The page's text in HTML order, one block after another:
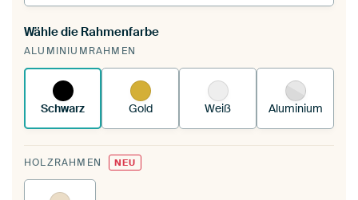
Du spannst einen wechselbaren Textiltuch in
deinen vorhandenen ArtFrame™.
funktioniert es.
Wähle die Rahmenfarbe
ALUMINIUMRAHMEN
Schwarz Gold Weiß Aluminium
HOLZRAHMEN NEU